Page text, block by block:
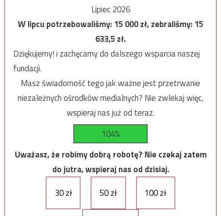
Lipiec 2026
W lipcu potrzebowaliśmy:15 000zł, zebraliśmy:15
633,5zł.
Dziękujemy! i zachęcamy do dalszego wsparcia naszej
fundacji.
Masz świadomość tego jak ważne jest przetrwanie
niezależnych ośrodków medialnych? Nie zwlekaj więc,
wspieraj nas już od teraz.
104%
Uważasz, że robimy dobrą robotę? Nie czekaj zatem
do jutra, wspieraj nas od dzisiaj.
30 zł
50 zł 100 zł